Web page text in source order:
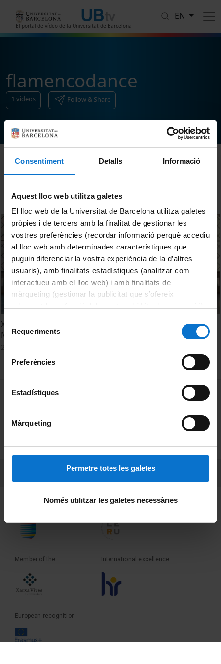
Consentiment Detalls Informació
Aquest lloc web utilitza galetes
El lloc web de la Universitat de Barcelona utilitza galetes
pròpies i de tercers amb la finalitat de gestionar les
vostres preferències (recordar informació perquè accediu
al lloc web amb determinades característiques que
puguin diferenciar la vostra experiència de la d’altres
usuaris), amb finalitats estadístiques (analitzar com
interactueu amb el lloc web) i amb finalitats de
màrqueting (gestionar la publicitat que s’ofereix
consultar laPolítica de galetes del lloc web de la
Selecció
de Requeriments
Preferències
Estadístiques
Màrqueting
Permetre totes les galetes
Només utilitzar les galetes necessàries
El portal de vídeo de la Universitat de Barcelona
EN
flamencodance
1 videos Follow & Share
Sort
X Cicle de Dansa Contemporània a la UB. Adrián Vega i
Magda Polo
MENÚ PEU 1
Terms and privacy
Founder of the Member of the
Member of the International excellence
European recognition